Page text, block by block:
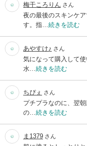
梅干ころりん さん
夜の最後のスキンケ
す。指… 続きを読む
あやすけ♪ さん
気になって購入して
水… 続きを読む
ちぴぇ さん
プチプラなのに、翌
の… 続きを読む
ま1379 さん